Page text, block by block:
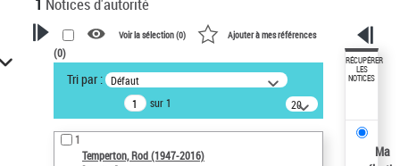
VOTRE RECHERCHE
Recherche avancée dans les
notices d’autorité
Œuvres liées à l'auteur :
Temperton, Rod (1947-2016)
Voir la sélection (0) Ajouter à mes références
(0)
Tri par : Défaut
sur 1
20
résultats/page
1
Temperton, Rod (1947-2016)
RÉCUPÉRER
LES
NOTICES
Ma